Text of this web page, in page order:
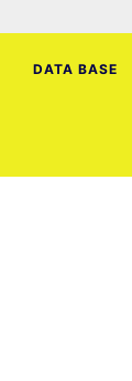
DATA BASE